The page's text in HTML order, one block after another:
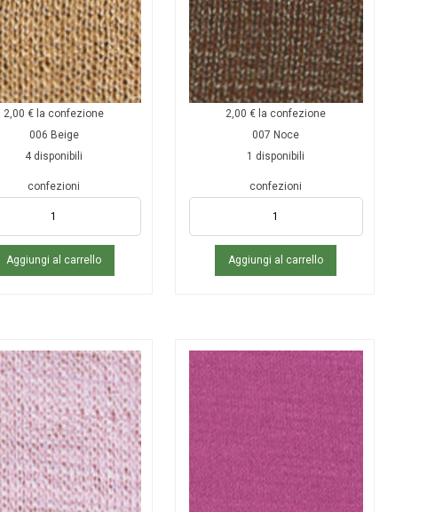
2,00 € la confezione
006 Beige
4 disponibili
confezioni
Aggiungi al carrello
2,00 € la confezione
007 Noce
1 disponibili
confezioni
Aggiungi al carrello